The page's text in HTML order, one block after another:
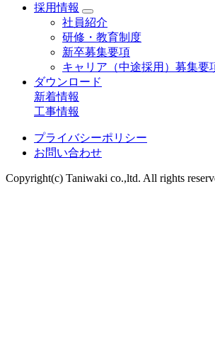
採用情報
社員紹介
研修・教育制度
新卒募集要項
キャリア（中途採用）募集要
ダウンロード
新着情報
工事情報
プライバシーポリシー
お問い合わせ
Copyright(c) Taniwaki co.,ltd. All rights